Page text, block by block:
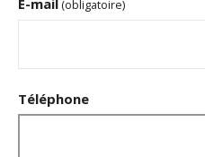
E-mail (obligatoire)
Téléphone